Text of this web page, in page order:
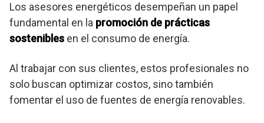
Los asesores energéticos desempeñan un papel
fundamental en la promoción de prácticas
sostenibles en el consumo de energía.
Al trabajar con sus clientes, estos profesionales no
solo buscan optimizar costos, sino también
fomentar el uso de fuentes de energía renovables.